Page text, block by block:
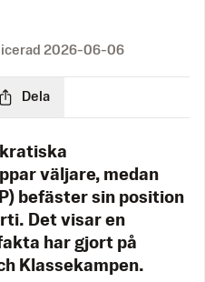
2026-06-06
Dela
väljare, medan
befäster sin position
Det visar en
har gjort på
Klassekampen.